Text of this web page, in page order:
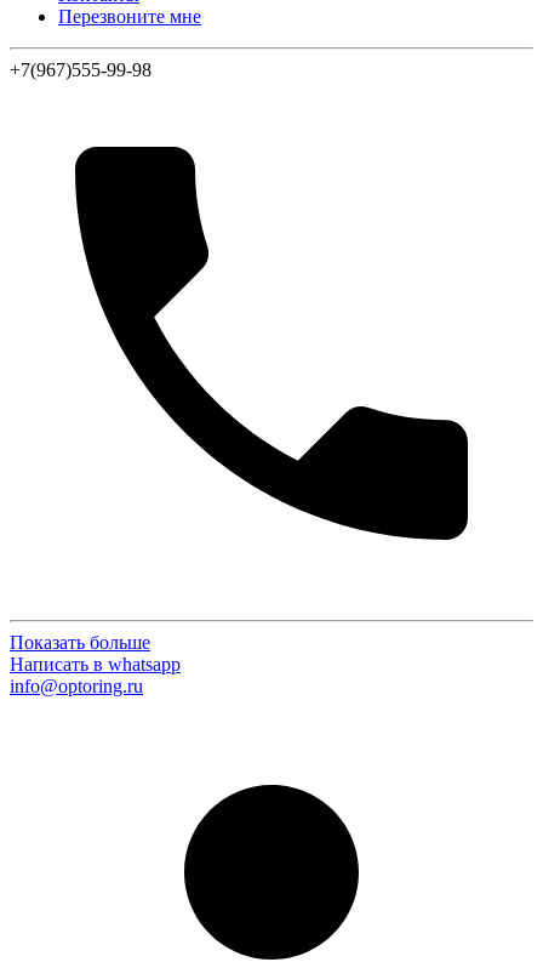
Перезвоните мне
+7(967)555-99-98
Показать больше
Написать в whatsapp
info@optoring.ru